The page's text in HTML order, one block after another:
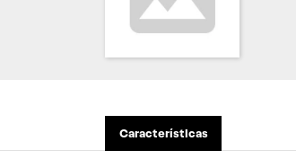
Características